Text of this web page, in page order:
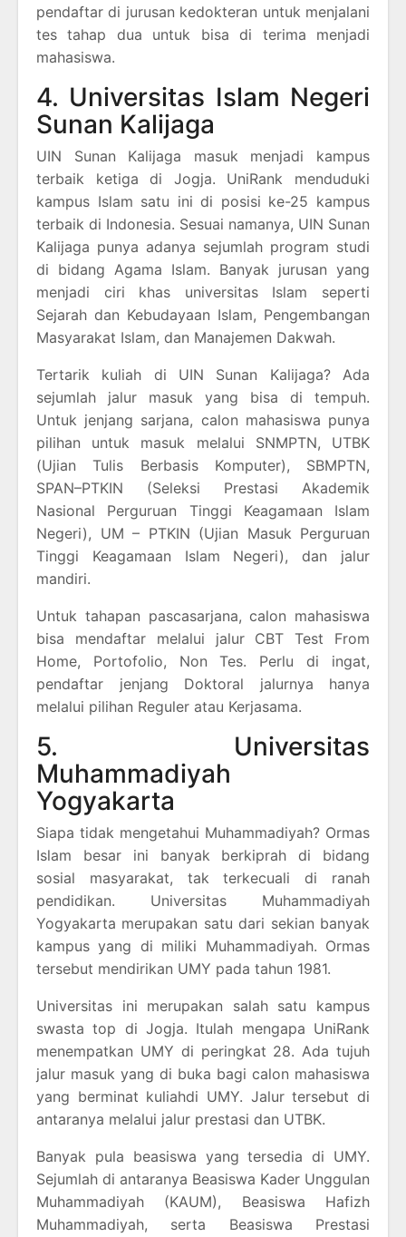
pendaftar di jurusan kedokteran untuk menjalani
tes tahap dua untuk bisa di terima menjadi
mahasiswa.
4. Universitas Islam Negeri
Sunan Kalijaga
UIN Sunan Kalijaga masuk menjadi kampus
terbaik ketiga di Jogja. UniRank menduduki
kampus Islam satu ini di posisi ke-25 kampus
terbaik di Indonesia. Sesuai namanya, UIN Sunan
Kalijaga punya adanya sejumlah program studi
di bidang Agama Islam. Banyak jurusan yang
menjadi ciri khas universitas Islam seperti
Sejarah dan Kebudayaan Islam, Pengembangan
Masyarakat Islam, dan Manajemen Dakwah.
Tertarik kuliah di UIN Sunan Kalijaga? Ada
sejumlah jalur masuk yang bisa di tempuh.
Untuk jenjang sarjana, calon mahasiswa punya
pilihan untuk masuk melalui SNMPTN, UTBK
(Ujian Tulis Berbasis Komputer), SBMPTN,
SPAN–PTKIN (Seleksi Prestasi Akademik
Nasional Perguruan Tinggi Keagamaan Islam
Negeri), UM – PTKIN (Ujian Masuk Perguruan
Tinggi Keagamaan Islam Negeri), dan jalur
mandiri.
Untuk tahapan pascasarjana, calon mahasiswa
bisa mendaftar melalui jalur CBT Test From
Home, Portofolio, Non Tes. Perlu di ingat,
pendaftar jenjang Doktoral jalurnya hanya
melalui pilihan Reguler atau Kerjasama.
5. Universitas
Muhammadiyah
Yogyakarta
Siapa tidak mengetahui Muhammadiyah? Ormas
Islam besar ini banyak berkiprah di bidang
sosial masyarakat, tak terkecuali di ranah
pendidikan. Universitas Muhammadiyah
Yogyakarta merupakan satu dari sekian banyak
kampus yang di miliki Muhammadiyah. Ormas
tersebut mendirikan UMY pada tahun 1981.
Universitas ini merupakan salah satu kampus
swasta top di Jogja. Itulah mengapa UniRank
menempatkan UMY di peringkat 28. Ada tujuh
jalur masuk yang di buka bagi calon mahasiswa
yang berminat kuliahdi UMY. Jalur tersebut di
antaranya melalui jalur prestasi dan UTBK.
Banyak pula beasiswa yang tersedia di UMY.
Sejumlah di antaranya Beasiswa Kader Unggulan
Muhammadiyah (KAUM), Beasiswa Hafizh
Muhammadiyah, serta Beasiswa Prestasi